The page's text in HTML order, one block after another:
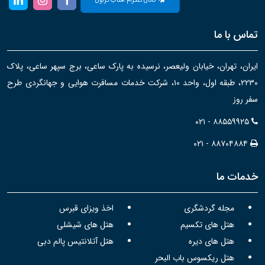
تماس با ما
ایران، تهران، خیابان ولیعصر، نرسیده به پارک ساعی، برج سپهر ساعی، پلاک
۲۲۳۰، طبقه اول، واحد ۱۰، شرکت خدمات مسافرت هوایی و جهانگردی طرح
سفر روز
۰۲۱ - ۸۸۵۵۹۹۲۵
۰۲۱ - ۸۸۷۰۴۸۸۴
خدمات ما
مجله گردشگری
اخذ ویزای قبرس
هتل های تکسیم
هتل های شیشلی
هتل های دیره
هتل آتلانتیس پالم دبی
هتل ریکسوس باب البحر